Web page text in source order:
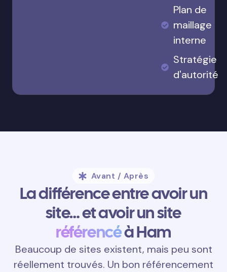
Plan de
maillage
interne
Stratégie
d'autorité
Avant / Après
La différence entre avoir un
site… et avoir un site
référencéà Ham
Beaucoup de sites existent, mais peu sont
réellement trouvés. Un bon référencement